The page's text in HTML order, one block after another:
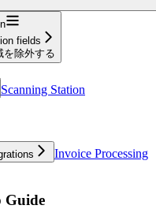
fields
を除外する
Scanning Station
Invoice Processing
Guide